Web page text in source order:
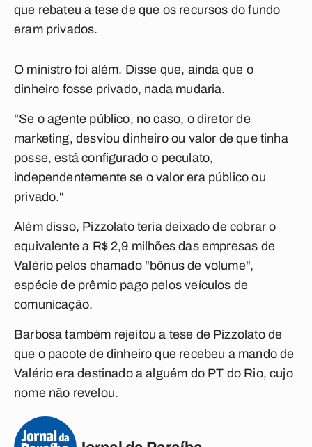
que rebateu a tese de que os recursos do fundo
eram privados.
O ministro foi além. Disse que, ainda que o
dinheiro fosse privado, nada mudaria.
"Se o agente público, no caso, o diretor de
marketing, desviou dinheiro ou valor de que tinha
posse, está configurado o peculato,
independentemente se o valor era público ou
privado."
Além disso, Pizzolato teria deixado de cobrar o
equivalente a R$ 2,9 milhões das empresas de
Valério pelos chamado "bônus de volume",
espécie de prêmio pago pelos veículos de
comunicação.
Barbosa também rejeitou a tese de Pizzolato de
que o pacote de dinheiro que recebeu a mando de
Valério era destinado a alguém do PT do Rio, cujo
nome não revelou.